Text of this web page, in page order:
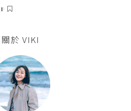
關於 VIKI